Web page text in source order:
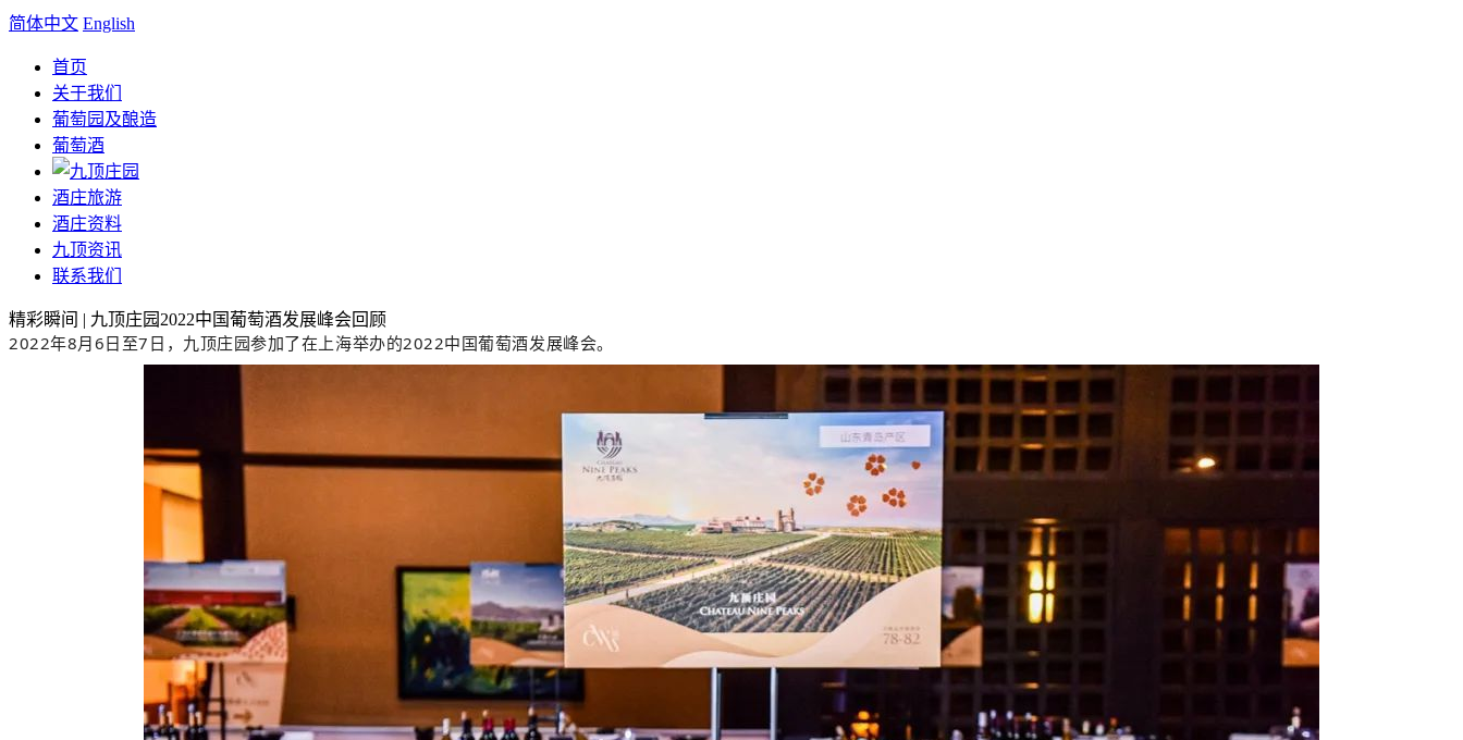
简体中文 English
首页
关于我们
葡萄园及酿造
葡萄酒
酒庄旅游
酒庄资料
九顶资讯
联系我们
精彩瞬间 | 九顶庄园2022中国葡萄酒发展峰会回顾
2022年8月6日至7日，九顶庄园参加了在上海举办的2022中国葡萄酒发展峰会。